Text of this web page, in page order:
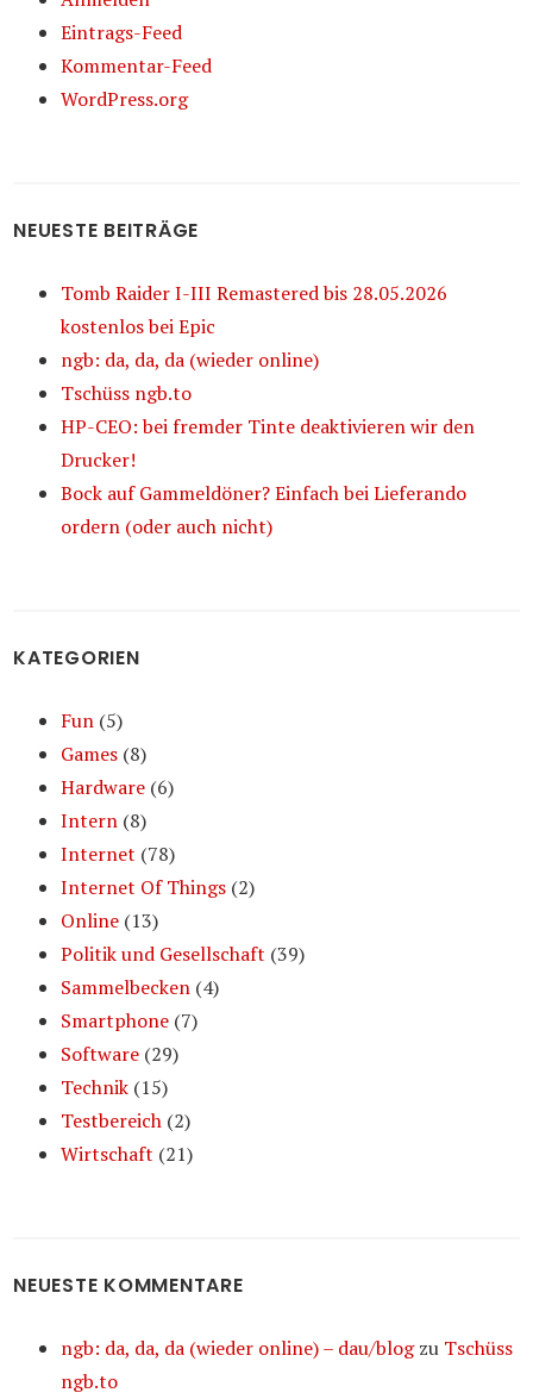
Eintrags-Feed
Kommentar-Feed
WordPress.org
NEUESTE BEITRÄGE
Tomb Raider I-III Remastered bis 28.05.2026
kostenlos bei Epic
ngb: da, da, da (wieder online)
Tschüss ngb.to
HP-CEO: bei fremder Tinte deaktivieren wir den
Drucker!
Bock auf Gammeldöner? Einfach bei Lieferando
ordern (oder auch nicht)
KATEGORIEN
Fun (5)
Games (8)
Hardware (6)
Intern (8)
Internet (78)
Internet Of Things (2)
Online (13)
Politik und Gesellschaft (39)
Sammelbecken (4)
Smartphone (7)
Software (29)
Technik (15)
Testbereich (2)
Wirtschaft (21)
NEUESTE KOMMENTARE
ngb: da, da, da (wieder online) – dau/blogzu Tschüss
ngb.to